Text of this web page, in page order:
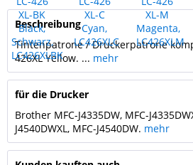
Beschreibung
Tintenpatrone / Druckerpatrone
426XL Yellow. ... mehr
für die Drucker
Brother MFC-J4335DW, MFC-
J4540DWXL, MFC-J4540DW. mehr